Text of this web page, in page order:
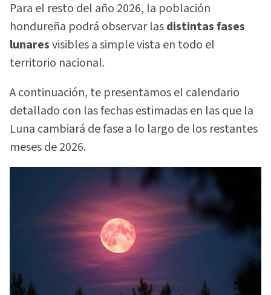
Para el resto del año 2026, la población
hondureña podrá observar lasdistintas fases
lunaresvisibles a simple vista en todo el
territorio nacional.
A continuación, te presentamos el calendario
detallado con las fechas estimadas en las que la
Luna cambiará de fase a lo largo de los restantes
meses de 2026.